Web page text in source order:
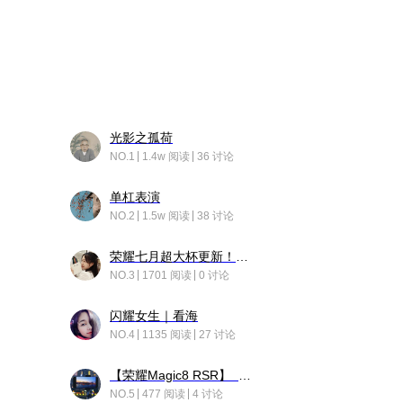
光影之孤荷
NO.1 1.4w 阅读 36 讨论
单杠表演
NO.2 1.5w 阅读 38 讨论
NO.3 1701 阅读 0 讨论
闪耀女生｜看海
NO.4 1135 阅读 27 讨论
NO.5 477 阅读 4 讨论